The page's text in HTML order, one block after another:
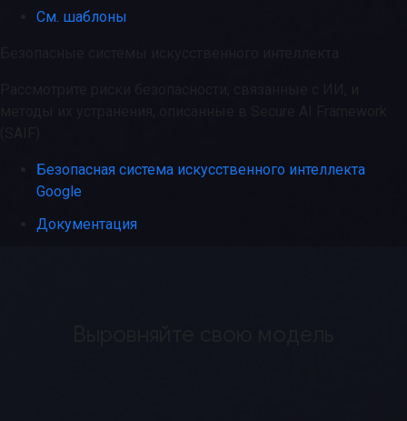
См. шаблоны
Безопасная система искусственного интеллекта
Google
Документация